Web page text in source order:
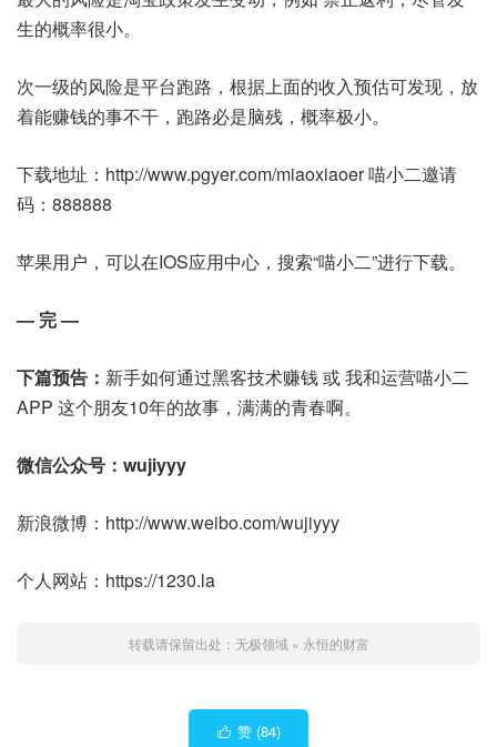
生的概率很小。
次一级的风险是平台跑路，根据上面的收入预估可发现，放
着能赚钱的事不干，跑路必是脑残，概率极小。
下载地址：http://www.pgyer.com/miaoxiaoer 喵小二邀请
码：888888
苹果用户，可以在IOS应用中心，搜索“喵小二”进行下载。
— 完 —
下篇预告： 新手如何通过黑客技术赚钱 或 我和运营喵小二
APP 这个朋友10年的故事，满满的青春啊。
微信公众号：wujiyyy
新浪微博：http://www.weibo.com/wujiyyy
个人网站：https://1230.la
转载请保留出处： 无极领域 » 永恒的财富
 赞 (84)